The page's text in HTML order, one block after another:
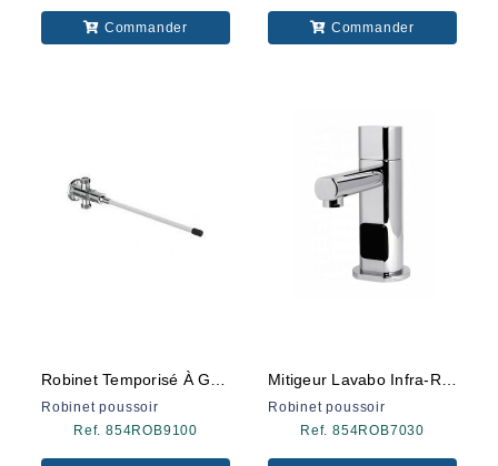
Commander Commander
Robinet Temporisé À Genoux 9100
Robinet poussoir
Ref. 854ROB9100
Mitigeur Lavabo Infra-Rouge 7030
Robinet poussoir
Ref. 854ROB7030